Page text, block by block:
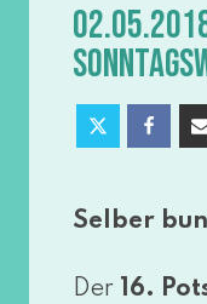
Selber
Der 16.